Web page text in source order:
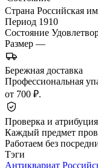
Страна Российская
Период 1910
Состояние
Размер —
Бережная доставка
Профессиональная
от 700 ₽.
Проверка и атрибуция
Каждый предмет
Работаем без
Тэги
Антиквариат